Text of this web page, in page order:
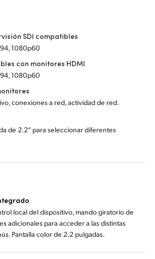
SDI compatibles
1080p60
con monitores HDMI
1080p60
conexiones a red, actividad de red.
de 2.2” para seleccionar diferentes
local del dispositivo, mando giratorio de
adicionales para acceder a las distintas
Pantalla color de 2.2 pulgadas.